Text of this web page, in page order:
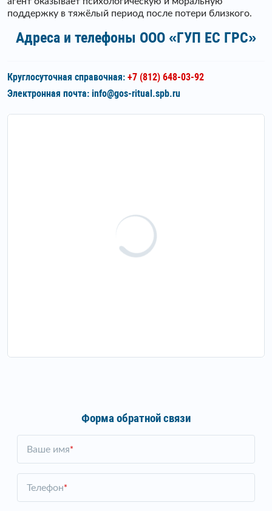
поддержку в тяжёлый период после потери близкого.
Адреса и телефоны ООО «ГУП ЕС ГРС»
Круглосуточная справочная: +7 (812) 648-03-92
Электронная почта: info@gos-ritual.spb.ru
Форма обратной связи
Ваше имя*
Телефон*